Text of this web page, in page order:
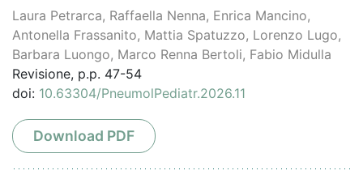
Laura Petrarca, Raffaella Nenna, Enrica Mancino,
Antonella Frassanito, Mattia Spatuzzo, Lorenzo Lugo,
Barbara Luongo, Marco Renna Bertoli, Fabio Midulla
Revisione, p.p. 47-54
doi: 10.63304/PneumolPediatr.2026.11
Download PDF